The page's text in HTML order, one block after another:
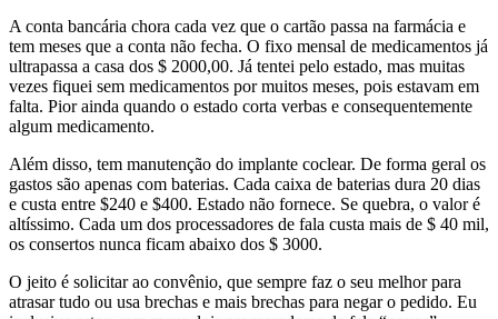
A conta bancária chora cada vez que o cartão passa na farmácia e
tem meses que a conta não fecha. O fixo mensal de medicamentos já
ultrapassa a casa dos $ 2000,00. Já tentei pelo estado, mas muitas
vezes fiquei sem medicamentos por muitos meses, pois estavam em
falta. Pior ainda quando o estado corta verbas e consequentemente
algum medicamento.
Além disso, tem manutenção do implante coclear. De forma geral os
gastos são apenas com baterias. Cada caixa de baterias dura 20 dias
e custa entre $240 e $400. Estado não fornece. Se quebra, o valor é
altíssimo. Cada um dos processadores de fala custa mais de $ 40 mil,
os consertos nunca ficam abaixo dos $ 3000.
O jeito é solicitar ao convênio, que sempre faz o seu melhor para
atrasar tudo ou usa brechas e mais brechas para negar o pedido. Eu